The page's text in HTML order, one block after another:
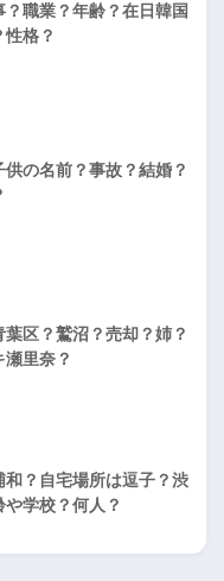
職業？年齢？在日韓国
格？
の名前？事故？結婚？
区？鷲沼？売却？姉？
里奈？
？自宅場所は逗子？渋
学校？何人？